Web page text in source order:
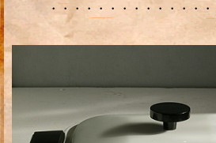
・・・・・・・・・・・・・・・